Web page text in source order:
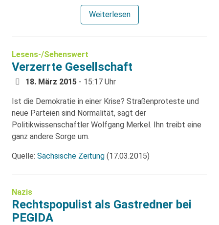
Weiterlesen
Lesens-/Sehenswert
Verzerrte Gesellschaft
18. März 2015 - 15:17 Uhr
Ist die Demokratie in einer Krise? Straßenproteste und
neue Parteien sind Normalität, sagt der
Politikwissenschaftler Wolfgang Merkel. Ihn treibt eine
ganz andere Sorge um.
Quelle: Sächsische Zeitung (17.03.2015)
Nazis
Rechtspopulist als Gastredner bei
PEGIDA